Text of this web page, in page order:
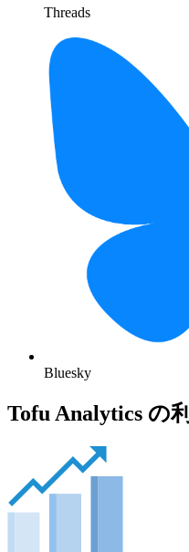
Threads
Bluesky
Tofu Analytics の